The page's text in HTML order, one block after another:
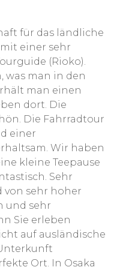
für das ländliche
einer sehr
(Rioko).
was man in den
man einen
dort. Die
Die Fahrradtour
einer
Wir haben
kleine Teepause
Sehr
sehr hoher
und sehr
Sie erleben
auf ausländische
Ort. In Osaka